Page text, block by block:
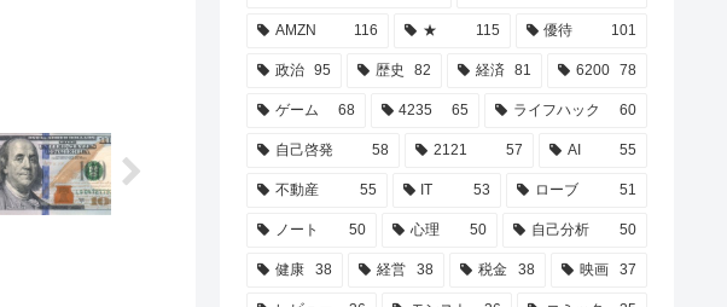
AMZN 116 ★ 115 優待 101
政治 95 歴史 82 経済 81 6200 78
ゲーム 68 4235 65 ライフハック 60
自己啓発 58 2121 57 AI 55
不動産 55 IT 53 ローブ 51
ノート 50 心理 50 自己分析 50
健康 38 経営 38 税金 38 映画 37